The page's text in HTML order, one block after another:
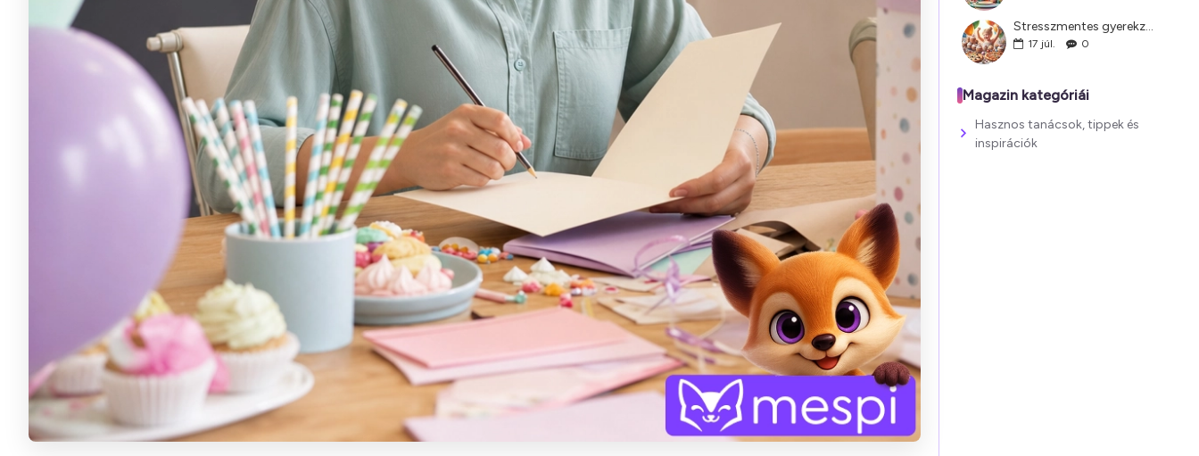
Stresszmentes gyerekzsúr: menütervezés és dekorációs ötletek
17 júl. 0
Magazin kategóriái
Hasznos tanácsok, tippek és
inspirációk